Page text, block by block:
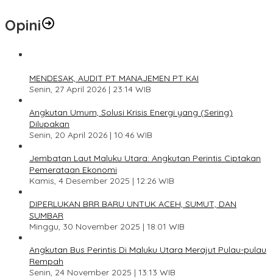
Opini
MENDESAK, AUDIT PT MANAJEMEN PT KAI
Senin, 27 April 2026 | 23:14 WIB
Angkutan Umum, Solusi Krisis Energi yang (Sering)
Dilupakan
Senin, 20 April 2026 | 10:46 WIB
Jembatan Laut Maluku Utara: Angkutan Perintis Ciptakan
Pemerataan Ekonomi
Kamis, 4 Desember 2025 | 12:26 WIB
DIPERLUKAN BRR BARU UNTUK ACEH, SUMUT, DAN
SUMBAR
Minggu, 30 November 2025 | 18:01 WIB
Angkutan Bus Perintis Di Maluku Utara Merajut Pulau-pulau
Rempah
Senin, 24 November 2025 | 13:13 WIB